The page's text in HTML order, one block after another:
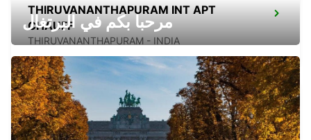
THIRUVANANTHAPURAM INT APT
CHAUFF
THIRUVANANTHAPURAM - INDIA
KOCHI INT APT CHAUFFEUR DRIVE
مرحبا بكم في البرتغال